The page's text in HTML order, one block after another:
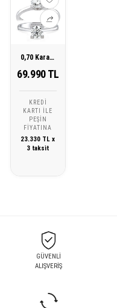
0,70 Karat Tektaş Pırlanta Yüzük
69.990 TL
KREDI
KARTI ILE
PEŞIN
FIYATINA
23.330 TL x
3 taksit
GÜVENLİ
ALIŞVERİŞ